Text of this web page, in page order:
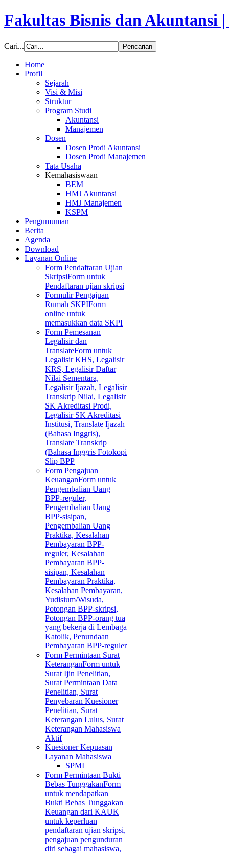
Fakultas Bisnis dan Akuntansi
Cari...
Home
Profil
Sejarah
Visi & Misi
Struktur
Program Studi
Akuntansi
Manajemen
Dosen
Dosen Prodi Akuntansi
Dosen Prodi Manajemen
Tata Usaha
Kemahasiswaan
BEM
HMJ Akuntansi
HMJ Manajemen
KSPM
Pengumuman
Berita
Agenda
Download
Layanan Online
Form Pendaftaran Ujian
SkripsiForm untuk
Pendaftaran ujian skripsi
Formulir Pengajuan
Rumah SKPIForm
online untuk
memasukkan data SKPI
Form Pemesanan
Legalisir dan
TranslateForm untuk
Legalisir KHS, Legalisir
KRS, Legalisir Daftar
Nilai Sementara,
Legalisir Ijazah, Legalisir
Transkrip Nilai, Legalisir
SK Akreditasi Prodi,
Legalisir SK Akreditasi
Institusi, Translate Ijazah
(Bahasa Inggris),
Translate Transkrip
(Bahasa Inggris Fotokopi
Slip BPP
Form Pengajuan
KeuanganForm untuk
Pengembalian Uang
BPP-reguler,
Pengembalian Uang
BPP-sisipan,
Pengembalian Uang
Praktika, Kesalahan
Pembayaran BPP-
reguler, Kesalahan
Pembayaran BPP-
sisipan, Kesalahan
Pembayaran Praktika,
Kesalahan Pembayaran,
Yudisium/Wisuda,
Potongan BPP-skripsi,
Potongan BPP-orang tua
yang bekerja di Lembaga
Katolik, Penundaan
Pembayaran BPP-reguler
Form Permintaan Surat
KeteranganForm untuk
Surat Ijin Penelitian,
Surat Permintaan Data
Penelitian, Surat
Penyebaran Kuesioner
Penelitian, Surat
Keterangan Lulus, Surat
Keterangan Mahasiswa
Aktif
Kuesioner Kepuasan
Layanan Mahasiswa
SPMI
Form Permintaan Bukti
Bebas TunggakanForm
untuk mendapatkan
Bukti Bebas Tunggakan
Keuangan dari KAUK
untuk keperluan
pendaftaran ujian skripsi,
pengajuan pengunduran
diri sebagai mahasiswa,